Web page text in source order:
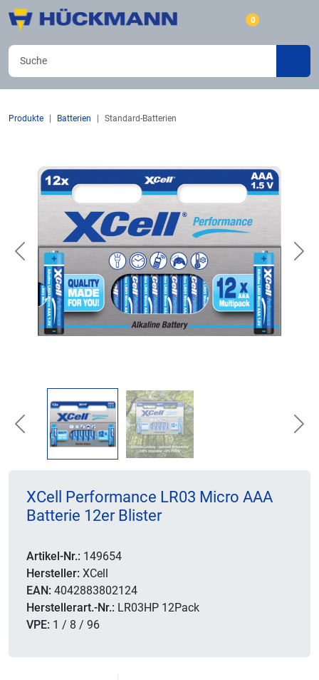
0
Produkte Batterien Standard-Batterien
Previous
Previous
XCell Performance LR03 Micro AAA
Batterie 12er Blister
Artikel-Nr.: 149654
Hersteller: XCell
EAN: 4042883802124
Herstellerart.-Nr.: LR03HP 12Pack
VPE: 1 / 8 / 96